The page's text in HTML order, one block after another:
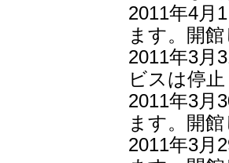
2011年4月
ます。開
2011年3月
ビスは停
2011年3月
ます。開
2011年3月